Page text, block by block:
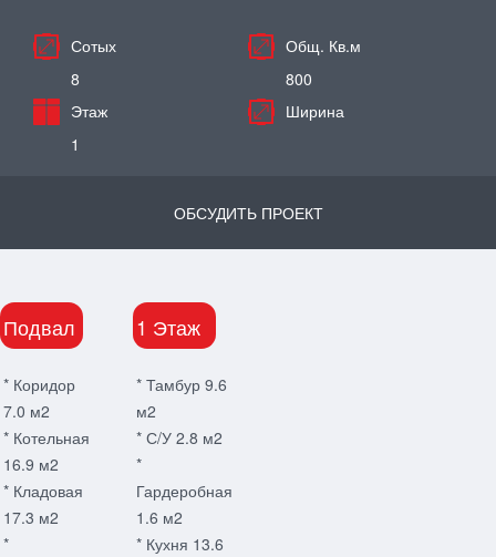
Сотых
8
Общ. Кв.м
800
Этаж
1
Ширина
ОБСУДИТЬ ПРОЕКТ
Подвал
* Коридор
7.0 м2
* Котельная
16.9 м2
* Кладовая
17.3 м2
*
1 Этаж
* Тамбур 9.6
м2
* С/У 2.8 м2
*
Гардеробная
1.6 м2
* Кухня 13.6